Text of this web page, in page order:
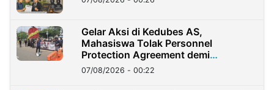
Gelar Aksi di Kedubes AS,
Mahasiswa Tolak Personnel
Protection Agreement demi
Kedaulatan Negara
07/08/2026 - 00:22